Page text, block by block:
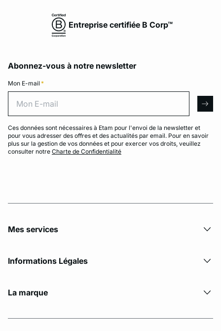
Entreprise certifiée B Corp™
Abonnez-vous à notre newsletter
Mon E-mail *
Ces données sont nécessaires à Etam pour l'envoi de la newsletter et
pour vous adresser des offres et des actualités par email. Pour en savoir
plus sur la gestion de vos données et pour exercer vos droits, veuillez
consulter notre Charte de Confidentialité
Mes services
Informations Légales
La marque